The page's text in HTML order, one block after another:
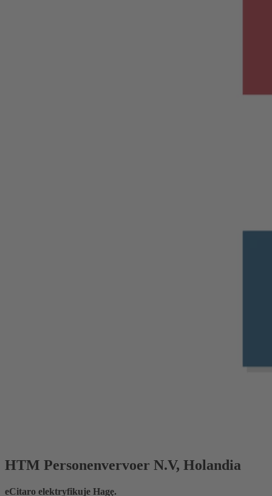
HTM Personenvervoer N.V, Holandia
eCitaro elektryfikuje Hagę.